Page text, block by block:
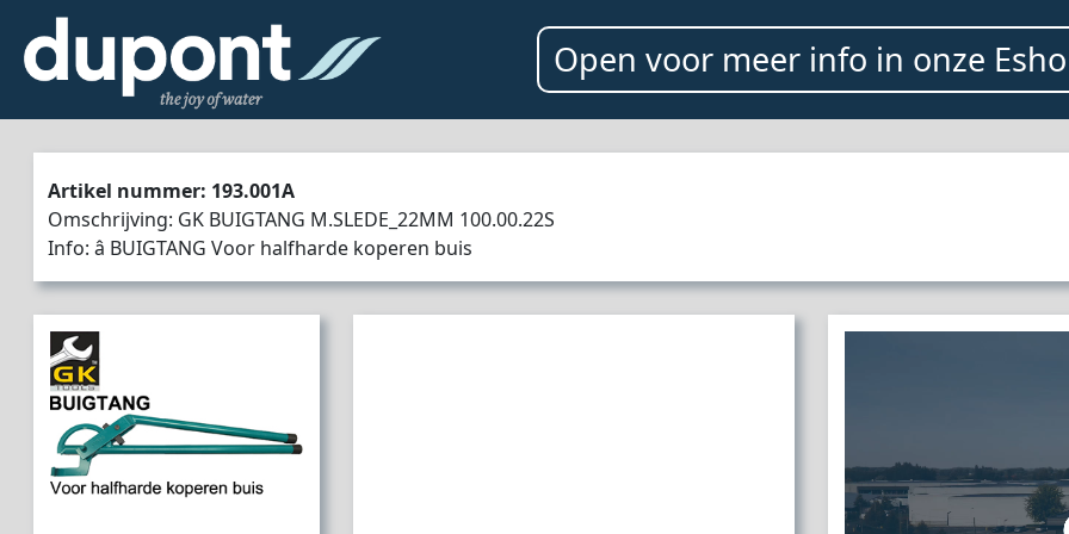
Open voor meer info in onze
Artikel nummer: 193.001A
Omschrijving: GK BUIGTANG M.SLEDE_22MM 100.00.22S
Info: â BUIGTANG Voor halfharde koperen buis